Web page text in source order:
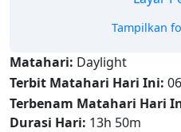
Tampilkan
Matahari: Daylight
Terbit Matahari Hari Ini:
Terbenam Matahari Hari
Durasi Hari: 13h 50m